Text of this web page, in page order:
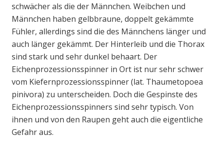
schwächer als die der Männchen. Weibchen und
Männchen haben gelbbraune, doppelt gekämmte
Fühler, allerdings sind die des Männchens länger und
auch länger gekämmt. Der Hinterleib und die Thorax
sind stark und sehr dunkel behaart. Der
Eichenprozessionsspinner in Ort ist nur sehr schwer
vom Kiefernprozessionsspinner (lat. Thaumetopoea
pinivora) zu unterscheiden. Doch die Gespinste des
Eichenprozessionsspinners sind sehr typisch. Von
ihnen und von den Raupen geht auch die eigentliche
Gefahr aus.